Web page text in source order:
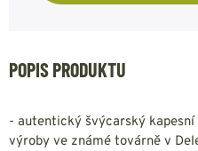
POPIS PRODUKTU
- autentický švýcarský
výroby ve známé továrně v